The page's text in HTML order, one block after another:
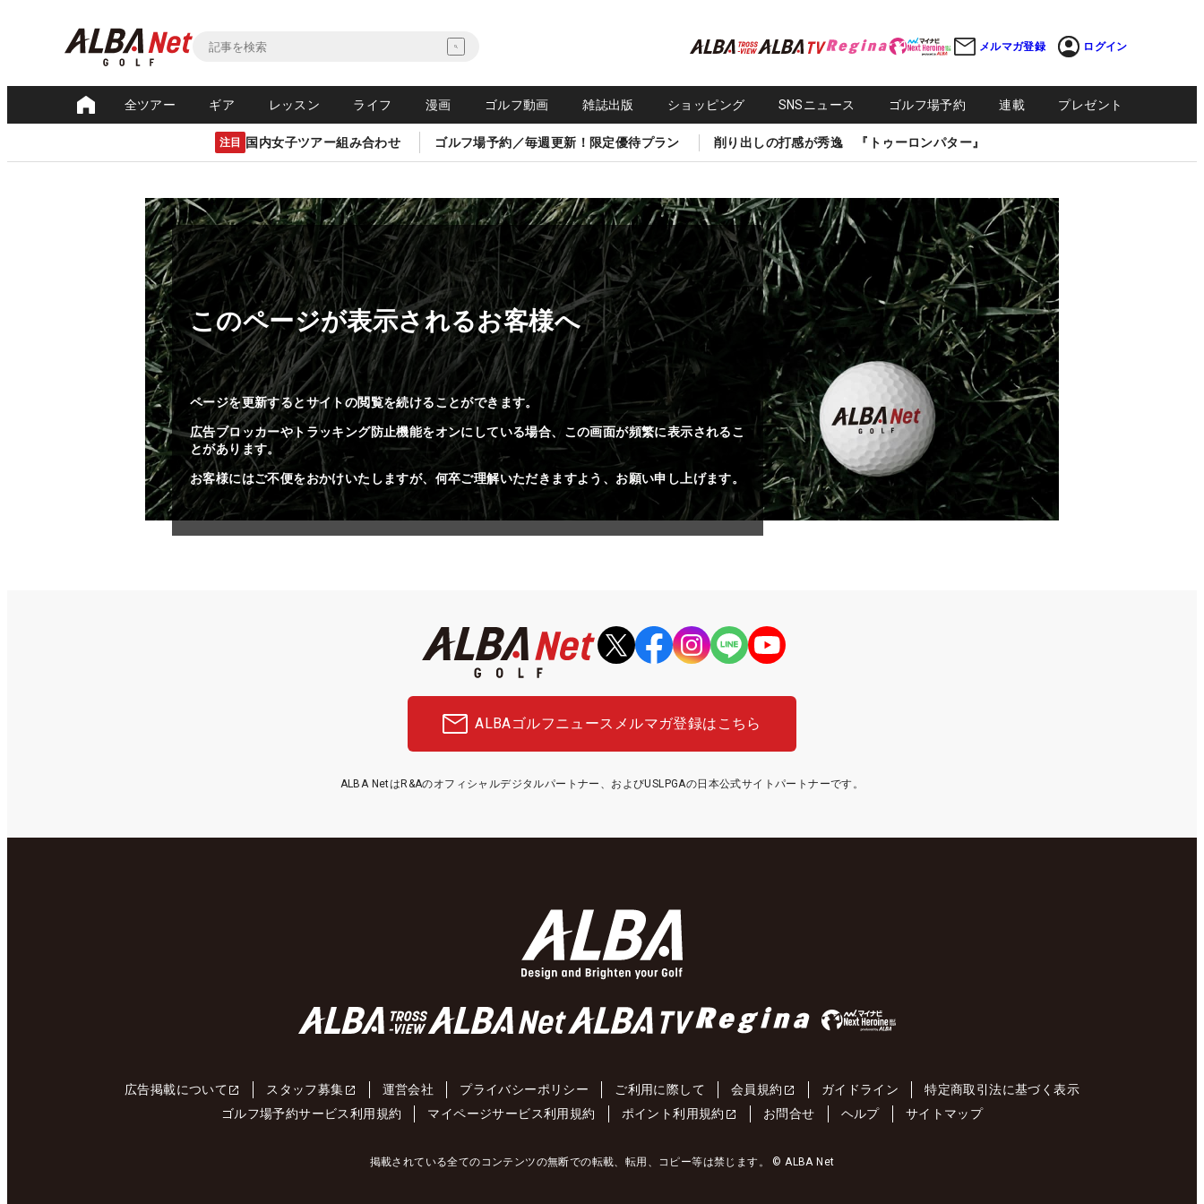
メルマガ登録 ログイン
全ツアー ギア レッスン ライフ 漫画 ゴルフ動画 雑誌出版 ショッピング SNSニュース ゴルフ場予約 連載 プレゼント
注目 国内女子ツアー組み合わせ ゴルフ場予約／毎週更新！限定優待プラン 削り出しの打感が秀逸 『トゥーロンパター』
このページが表示されるお客様へ
ページを更新するとサイトの閲覧を続けることができます。
広告ブロッカーやトラッキング防止機能をオンにしている場合、この画面が頻繁に表示されるこ
とがあります。
お客様にはご不便をおかけいたしますが、何卒ご理解いただきますよう、お願い申し上げます。
ALBAゴルフニュース メルマガ登録はこちら
ALBA NetはR&Aのオフィシャルデジタルパートナー、およびUSLPGAの日本公式サイトパートナーです。
広告掲載について スタッフ募集 運営会社 プライバシーポリシー ご利用に際して 会員規約 ガイドライン
特定商取引法に基づく表示
ゴルフ場予約サービス利用規約
マイページサービス利用規約 ポイント利用規約 お問合せ ヘルプ サイトマップ
掲載されている全てのコンテンツの無断での転載、転用、コピー等は禁じます。 © ALBA Net